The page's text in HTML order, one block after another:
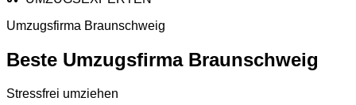
Umzugsfirma Braunschweig
Beste Umzugsfirma Braunschweig
Stressfrei umziehen